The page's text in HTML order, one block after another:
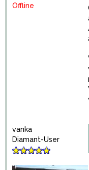
Offline
vanka
Diamant-User